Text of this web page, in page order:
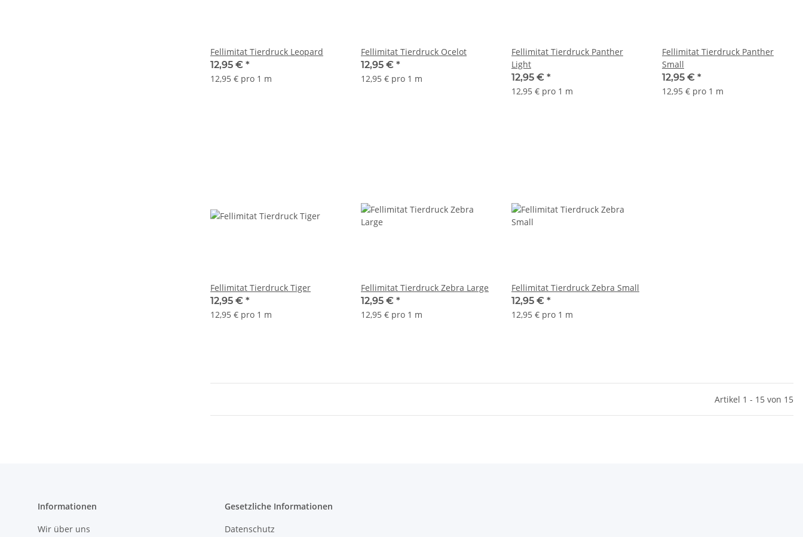
Fellimitat Tierdruck Leopard
12,95 € *
12,95 € pro 1 m
Fellimitat Tierdruck Ocelot
12,95 € *
12,95 € pro 1 m
Fellimitat Tierdruck Panther
Light
12,95 € *
12,95 € pro 1 m
Fellimitat Tierdruck Panther
Small
12,95 € *
12,95 € pro 1 m
Fellimitat Tierdruck Tiger
12,95 € *
12,95 € pro 1 m
Fellimitat Tierdruck Zebra Large
12,95 € *
12,95 € pro 1 m
Fellimitat Tierdruck Zebra Small
12,95 € *
12,95 € pro 1 m
Artikel 1 - 15 von 15
Informationen
Wir über uns
Gesetzliche Informationen
Datenschutz